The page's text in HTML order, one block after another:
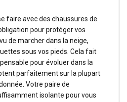
faire avec des chaussures de
pour protéger vos
de marcher dans la neige,
sous vos pieds. Cela fait
pour évoluer dans la
parfaitement sur la plupart
Votre paire de
isolante pour vous